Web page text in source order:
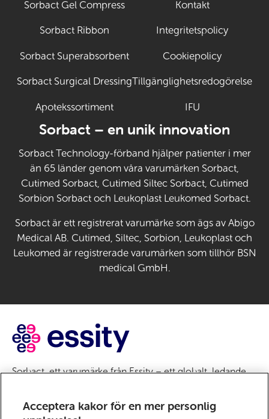
Sorbact Gel Compress
Sorbact Ribbon
Sorbact Superabsorbent
Sorbact Surgical Dressing
Apotekssortiment
Kontakt
Integritetspolicy
Cookiepolicy
Tillgänglighetsredogörelse
IFU
Sorbact – en unik innovation
Sorbact Technology-förband hjälper patienter i mer
än 65 länder genom våra varumärken Sorbact,
Cutimed Sorbact, Cutimed Siltec Sorbact, Cutimed
Sorbion Sorbact och Leukoplast Leukomed Sorbact.
Sorbact är ett registrerat varumärke som ägs av Abigo
Medical AB. Cutimed, Siltec, Sorbion, Leukoplast och
Leukomed är registrerade varumärken som tillhör BSN
medical GmbH.
Sorbact, ett varumärke från Essity – ett globalt, ledande
människor världen över våra produkter, lösningar och
tjänster. Vårt syfte är att bryta barriärer för välbefinnande,
Acceptera kakor för en mer personlig